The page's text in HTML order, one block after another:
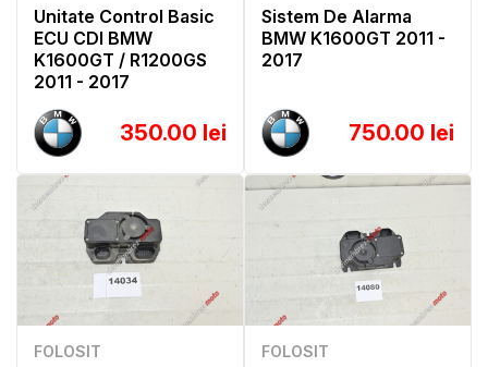
Unitate Control Basic
ECU CDI BMW
K1600GT / R1200GS
2011 - 2017
350.00 lei
Sistem De Alarma
BMW K1600GT 2011 -
2017
750.00 lei
FOLOSIT FOLOSIT